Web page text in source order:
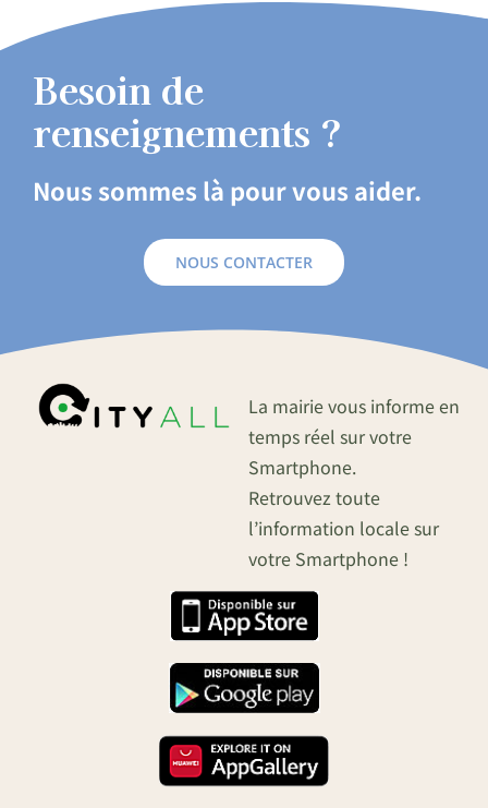
Besoin de
renseignements ?
Nous sommes là pour vous aider.
NOUS CONTACTER
La mairie vous informe en
temps réel sur votre
Smartphone.
Retrouvez toute
l’information locale sur
votre Smartphone !